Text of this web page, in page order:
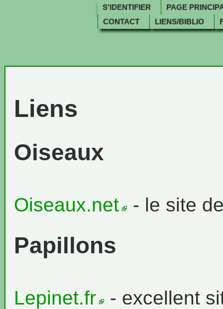
S'IDENTIFIER
PAGE
CONTACT
LIENS/BIBLIO
Liens
Oiseaux
Oiseaux.net - le site
Papillons
Lepinet.fr - excellent